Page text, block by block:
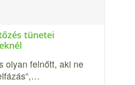
tünetei
olyan felnőtt, aki ne